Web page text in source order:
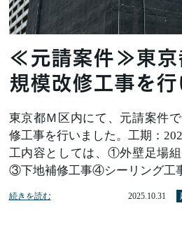
≪元請案件≫東京
規模改修工事を行
東京都Ｍ区内にて、元請案件
修工事を行いました。工期：
工内容としては、①外壁足場
③下地補修工事④シーリング
続きを読む 2025.10.31